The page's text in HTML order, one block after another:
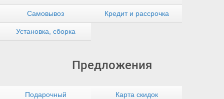
Самовывоз Кредит и рассрочка
Установка, сборка
Предложения
Подарочный Карта скидок